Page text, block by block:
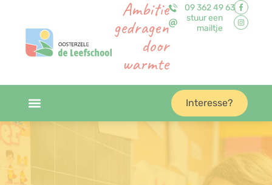
Ambitie
gedragen
door
warmte
09 362 49 63
stuur een
mailtje
Interesse?